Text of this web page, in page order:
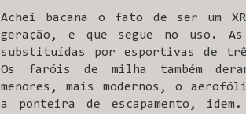
Achei bacana o fato de ser um
geração, e que segue no uso.
substituídas por esportivas de
Os faróis de milha também
menores, mais modernos, o
a ponteira de escapamento,